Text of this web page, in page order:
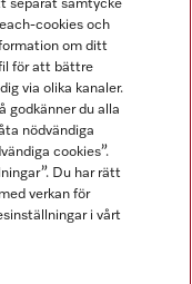
separat samtycke
cookies och
om ditt
för att bättre
via olika kanaler.
godkänner du alla
nödvändiga
cookies”.
Du har rätt
verkan för
i vårt